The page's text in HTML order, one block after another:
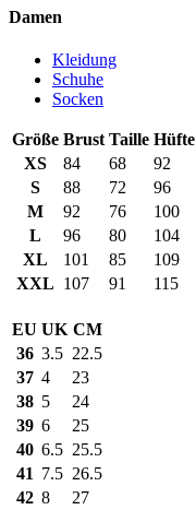
Damen
Kleidung
Schuhe
Socken
Größe Brust Taille Hüfte
XS
84 68
92
S
88 72
96
M
92 76
100
L
96 80
104
XL
101 85
109
XXL 107 91 115
EU UK CM
36 3.5 22.5
37 4
23
38 5
24
39 6
25
40 6.5 25.5
41 7.5 26.5
42 8
27